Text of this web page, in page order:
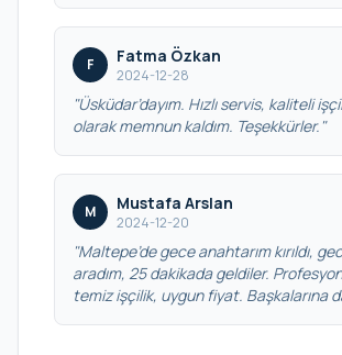
F Fatma Özkan
2024-12-28
"Üsküdar’dayım. Hızlı servis, kaliteli
olarak memnun kaldım. Teşekkürler."
M Mustafa Arslan
2024-12-20
"Maltepe’de gece anahtarım kırıldı,
aradım, 25 dakikada geldiler.
temiz işçilik, uygun fiyat. Başkalarına